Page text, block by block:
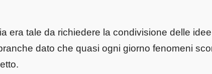
era tale da richiedere la condivisione delle
dato che quasi ogni giorno fenomeni